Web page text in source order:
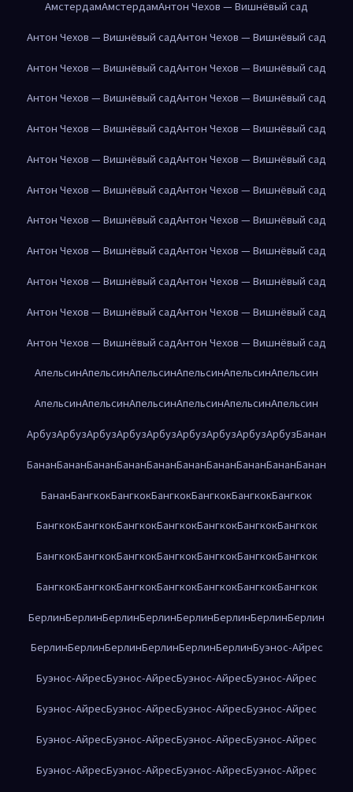
АмстердамАмстердамАнтон Чехов — Вишнёвый сад
Антон Чехов — Вишнёвый садАнтон Чехов — Вишнёвый сад
Антон Чехов — Вишнёвый садАнтон Чехов — Вишнёвый сад
Антон Чехов — Вишнёвый садАнтон Чехов — Вишнёвый сад
Антон Чехов — Вишнёвый садАнтон Чехов — Вишнёвый сад
Антон Чехов — Вишнёвый садАнтон Чехов — Вишнёвый сад
Антон Чехов — Вишнёвый садАнтон Чехов — Вишнёвый сад
Антон Чехов — Вишнёвый садАнтон Чехов — Вишнёвый сад
Антон Чехов — Вишнёвый садАнтон Чехов — Вишнёвый сад
Антон Чехов — Вишнёвый садАнтон Чехов — Вишнёвый сад
Антон Чехов — Вишнёвый садАнтон Чехов — Вишнёвый сад
Антон Чехов — Вишнёвый садАнтон Чехов — Вишнёвый сад
АпельсинАпельсинАпельсинАпельсинАпельсинАпельсин
АпельсинАпельсинАпельсинАпельсинАпельсинАпельсин
АрбузАрбузАрбузАрбузАрбузАрбузАрбузАрбузАрбузБанан
БананБананБананБананБананБананБананБананБананБанан
БананБангкокБангкокБангкокБангкокБангкокБангкок
БангкокБангкокБангкокБангкокБангкокБангкокБангкок
БангкокБангкокБангкокБангкокБангкокБангкокБангкок
БангкокБангкокБангкокБангкокБангкокБангкокБангкок
БерлинБерлинБерлинБерлинБерлинБерлинБерлинБерлин
БерлинБерлинБерлинБерлинБерлинБерлинБуэнос-Айрес
Буэнос-АйресБуэнос-АйресБуэнос-АйресБуэнос-Айрес
Буэнос-АйресБуэнос-АйресБуэнос-АйресБуэнос-Айрес
Буэнос-АйресБуэнос-АйресБуэнос-АйресБуэнос-Айрес
Буэнос-АйресБуэнос-АйресБуэнос-АйресБуэнос-Айрес